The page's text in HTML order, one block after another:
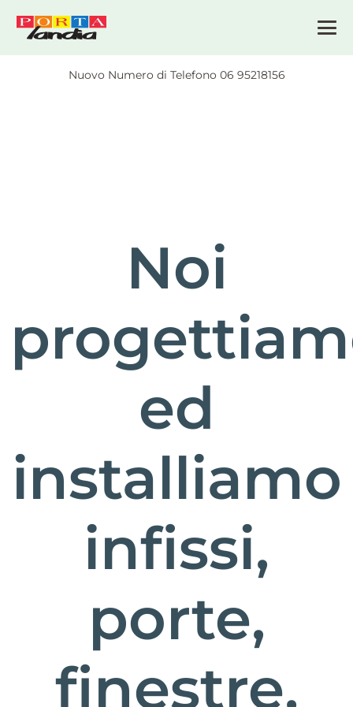
Nuovo Numero di Telefono 06 95218156
Noi
ed
installiamo
infissi,
porte,
finestre,